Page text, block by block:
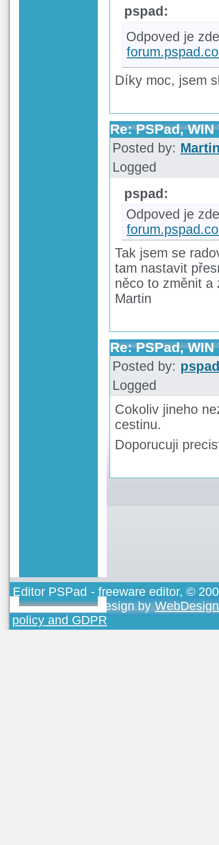
pspad:
Odpoved je
Díky moc, jsem
Re: PSPad,
Posted by:
Logged
pspad:
Odpoved je
Tak jsem se
tam nastavit
něco to změnit a
Martin
Re: PSPad,
Posted by:
Logged
Cokoliv jineho
cestinu.
Doporucuji
Editor PSPad - freeware editor, ©
TOJEONO.CZ, design by
policy and GDPR